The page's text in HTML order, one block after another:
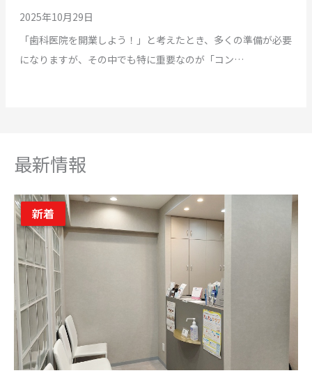
2025年10月29日
「歯科医院を開業しよう！」と考えたとき、多くの準備が必要
になりますが、その中でも特に重要なのが「コン…
最新情報
新着